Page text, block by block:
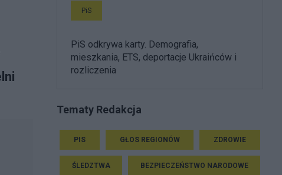
PiS
PiS odkrywa karty. Demografia,
mieszkania, ETS, deportacje Ukraińców i
rozliczenia
Tematy Redakcja
PIS GŁOS REGIONÓW ZDROWIE
ŚLEDZTWA BEZPIECZEŃSTWO NARODOWE